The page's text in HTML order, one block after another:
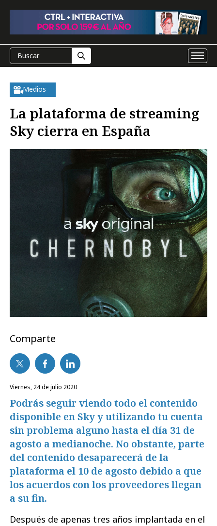
Medios
La plataforma de streaming
Sky cierra en España
Comparte
viernes, 24 de julio 2020
Podrás seguir viendo todo el contenido
disponible en Sky y utilizando tu cuenta
sin problema alguno hasta el día 31 de
agosto a medianoche. No obstante, parte
del contenido desaparecerá de la
plataforma el 10 de agosto debido a que
los acuerdos con los proveedores llegan
a su fin.
Después de apenas tres años implantada en el